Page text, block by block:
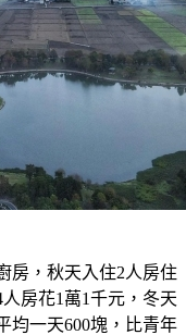
房，秋天入住2人房住
房花1萬1千元，冬天
均一天600塊，比青年